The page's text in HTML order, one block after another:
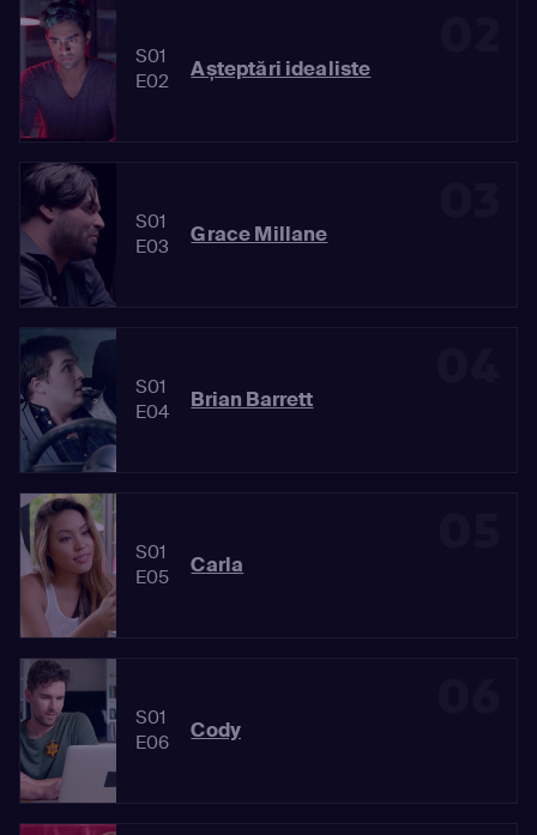
S01
E02
Așteptări idealiste
S01
E03
Grace Millane
S01
E04
Brian Barrett
S01
E05
Carla
S01
E06
Cody